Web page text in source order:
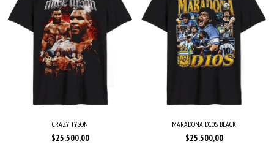
CRAZY TYSON
$25.500,00
MARADONA D10S BLACK
$25.500,00